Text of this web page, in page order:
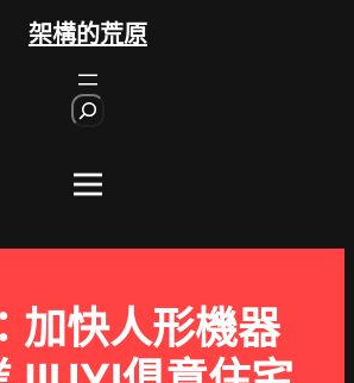
架構的荒原
加快人形機器